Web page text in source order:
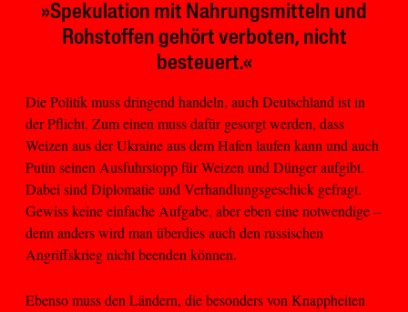
»Spekulation mit Nahrungsmitteln und
Rohstoffen gehört verboten, nicht
besteuert.«
Die Politik muss dringend handeln, auch Deutschland ist in
der Pflicht. Zum einen muss dafür gesorgt werden, dass
Weizen aus der Ukraine aus dem Hafen laufen kann und auch
Putin seinen Ausfuhrstopp für Weizen und Dünger aufgibt.
Dabei sind Diplomatie und Verhandlungsgeschick gefragt.
Gewiss keine einfache Aufgabe, aber eben eine notwendige –
denn anders wird man überdies auch den russischen
Angriffskrieg nicht beenden können.
Ebenso muss den Ländern, die besonders von Knappheiten